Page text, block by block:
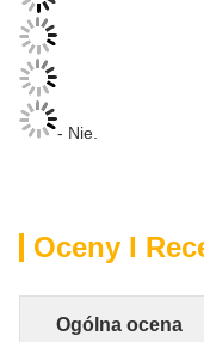
- Nie.
Oceny I
Ogólna ocena